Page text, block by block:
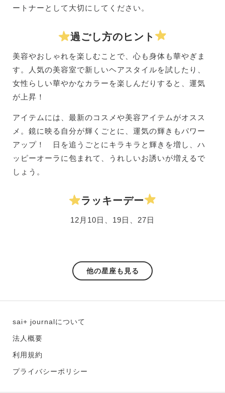
ートナーとして大切にしてください。
過ごし方のヒント
美容やおしゃれを楽しむことで、心も身体も華やぎま
す。人気の美容室で新しいヘアスタイルを試したり、
女性らしい華やかなカラーを楽しんだりすると、運気
が上昇！
アイテムには、最新のコスメや美容アイテムがオスス
メ。鏡に映る自分が輝くごとに、運気の輝きもパワー
アップ！ 日を追うごとにキラキラと輝きを増し、ハ
ッピーオーラに包まれて、うれしいお誘いが増えるで
しょう。
ラッキーデー
12月10日、19日、27日
他の星座も見る
sai+ journalについて
法人概要
利用規約
プライバシーポリシー